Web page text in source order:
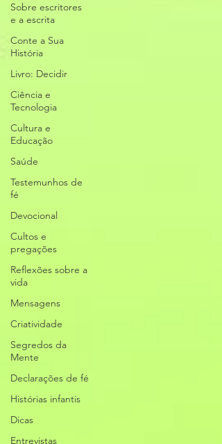
Sobre escritores
e a escrita
Conte a Sua
História
Livro: Decidir
Ciência e
Tecnologia
Cultura e
Educação
Saúde
Testemunhos de
fé
Devocional
Cultos e
pregações
Reflexões sobre a
vida
Mensagens
Criatividade
Segredos da
Mente
Declarações de fé
Histórias infantis
Dicas
Entrevistas